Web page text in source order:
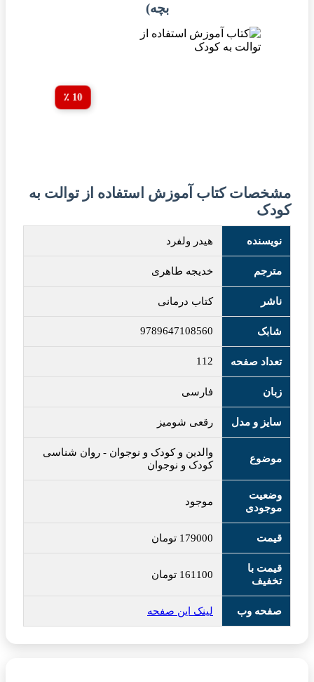
بچه)
10 ٪
مشخصات کتاب آموزش استفاده از توالت به
کودک
نویسنده هیدر ولفرد
مترجم خدیجه طاهری
ناشر کتاب درمانی
شابک 9789647108560
تعداد صفحه 112
زبان فارسی
سایز و مدل رقعی شومیز
موضوع
والدین و کودک و نوجوان - روان شناسی
کودک و نوجوان
وضعیت
موجودی
موجود
قیمت 179000 تومان
قیمت با
تخفیف
161100 تومان
صفحه وب لینک این صفحه